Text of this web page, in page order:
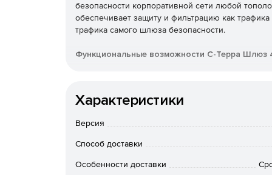
безопасности корпоративной сети любой
обеспечивает защиту и фильтрацию как
трафика самого шлюза безопасности.
Функциональные возможности С-Терра Шлюз
Шифрование и контроль целостности
этом происходит туннелирование трафика.
Характеристики
Версия
Способ доставки
Особенности доставки